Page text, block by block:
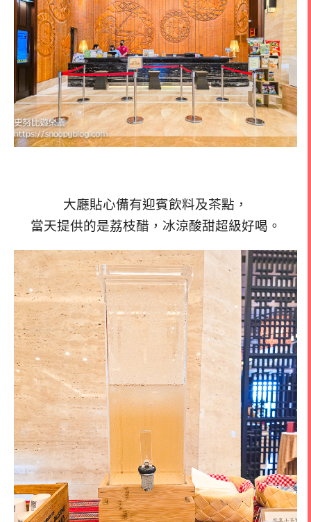
大廳貼心備有迎賓飲料及茶點，
當天提供的是荔枝醋，冰涼酸甜超級好喝。